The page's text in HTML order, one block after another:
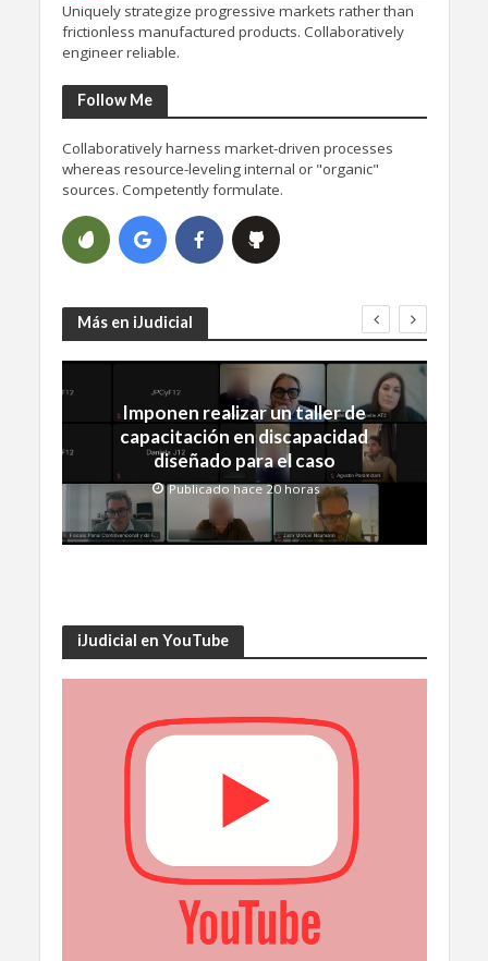
Uniquely strategize progressive markets rather than
frictionless manufactured products. Collaboratively
engineer reliable.
Follow Me
Collaboratively harness market-driven processes
whereas resource-leveling internal or "organic"
sources. Competently formulate.
Más en iJudicial
Imponen realizar un taller de
capacitación en discapacidad
diseñado para el caso
Publicado hace 20 horas
iJudicial en YouTube